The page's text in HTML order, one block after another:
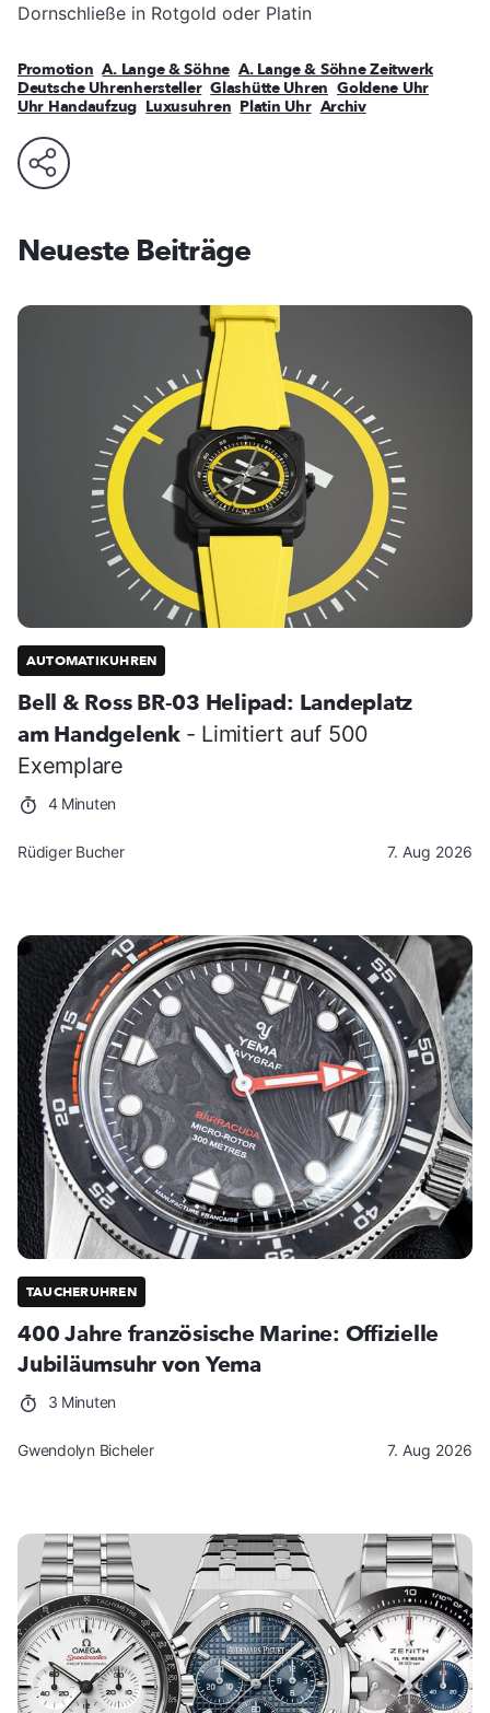
Dornschließe in Rotgold oder Platin
Promotion A. Lange & Söhne A. Lange & Söhne Zeitwerk
Deutsche Uhrenhersteller Glashütte Uhren Goldene Uhr
Uhr Handaufzug Luxusuhren Platin Uhr Archiv
Neueste Beiträge
AUTOMATIKUHREN
Bell & Ross BR-03 Helipad: Landeplatz
am Handgelenk - Limitiert auf 500
Exemplare
4 Minuten
Rüdiger Bucher 7. Aug 2026
TAUCHERUHREN
400 Jahre französische Marine: Offizielle
Jubiläumsuhr von Yema
3 Minuten
Gwendolyn Bicheler 7. Aug 2026